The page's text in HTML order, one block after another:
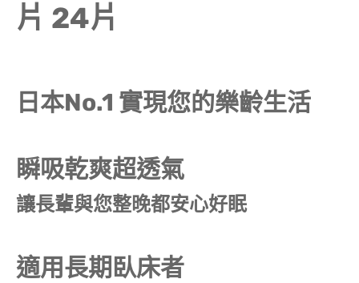
片 24片
日本No.1 實現您的樂齡生活
瞬吸乾爽超透氣
讓長輩與您整晚都安心好眠
適用長期臥床者